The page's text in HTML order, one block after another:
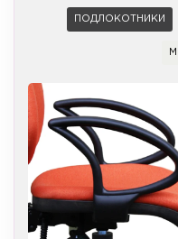
ПОДЛОКОТНИКИ